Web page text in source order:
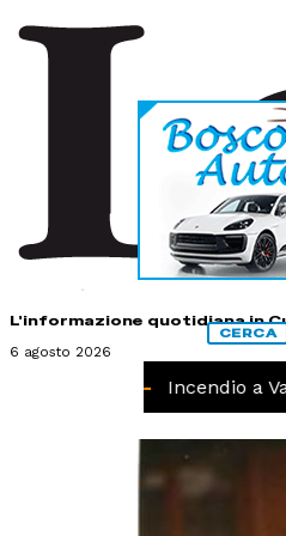
L'informazione quotidiana in
6 agosto 2026
CERCA
Incendio a